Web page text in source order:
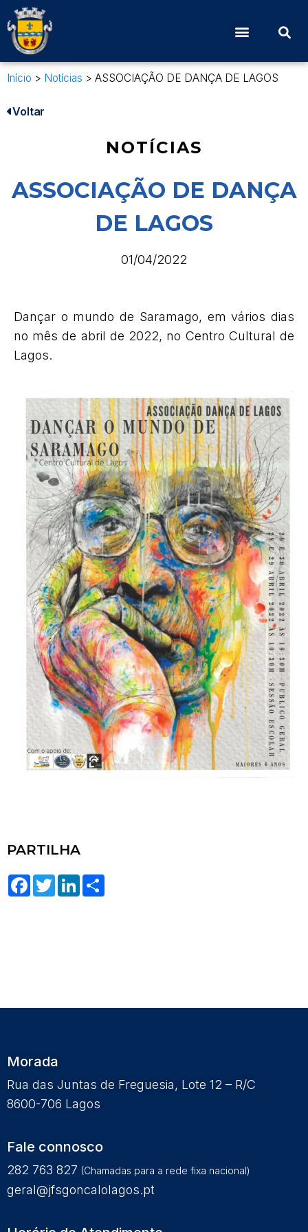
Início > Notícias > ASSOCIAÇÃO DE DANÇA DE LAGOS
Voltar
NOTÍCIAS
ASSOCIAÇÃO DE DANÇA
DE LAGOS
01/04/2022
Dançar o mundo de Saramago, em vários dias
no mês de abril de 2022, no Centro Cultural de
Lagos.
PARTILHA
Facebook
TwitterLinkedIn
Morada
Rua das Juntas de Freguesia, Lote 12 – R/C
8600-706 Lagos
Fale connosco
282 763 827 (Chamadas para a rede fixa nacional)
geral@jfsgoncalolagos.pt